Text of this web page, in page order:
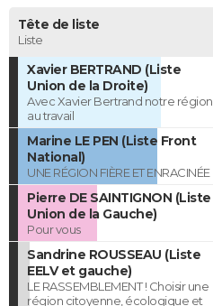
Tête de liste
Liste
Xavier BERTRAND (Liste
Union de la Droite)
Avec Xavier Bertrand notre région
au travail
Marine LE PEN (Liste Front
National)
UNE RÉGION FIÈRE ET ENRACINÉE
Pierre DE SAINTIGNON (Liste
Union de la Gauche)
Pour vous
Sandrine ROUSSEAU (Liste
EELV et gauche)
LE RASSEMBLEMENT ! Choisir une
région citoyenne, écologique et